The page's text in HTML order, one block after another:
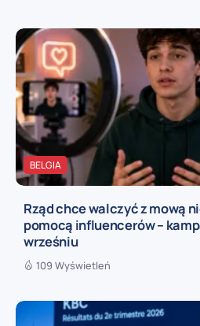
BELGIA
Rząd chce walczyć z mową
pomocą influencerów –
wrześniu
109 Wyświetleń